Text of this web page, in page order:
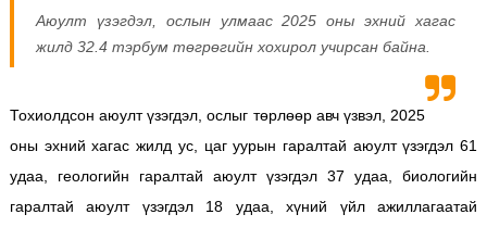
Аюулт үзэгдэл, ослын улмаас 2025 оны эхний хагас
жилд 32.4 тэрбум төгрөгийн хохирол учирсан байна.
Тохиолдсон аюулт үзэгдэл, ослыг төрлөөр авч үзвэл, 2025
оны эхний хагас жилд ус, цаг уурын гаралтай аюулт үзэгдэл 61
удаа, геологийн гаралтай аюулт үзэгдэл 37 удаа, биологийн
гаралтай аюулт үзэгдэл 18 удаа, хүний үйл ажиллагаатай